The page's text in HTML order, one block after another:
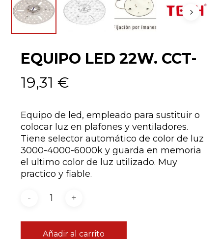
EQUIPO LED 22W. CCT-
19,31 €
Equipo de led, empleado para sustituir o
colocar luz en plafones y ventiladores.
Tiene selector automático de color de luz
3000-4000-6000k y guarda en memoria
el ultimo color de luz utilizado. Muy
practico y fiable.
Añadir al carrito